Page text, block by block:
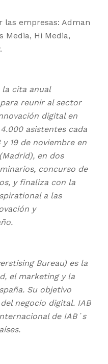
las empresas: Adman
Media, Hi Media,
la cita anual
reunir al sector
digital en
asistentes cada
19 de noviembre en
en dos
concurso de
y finaliza con la
a las
y
Bureau) es la
el marketing y la
Su objetivo
negocio digital. IAB
de IAB´s